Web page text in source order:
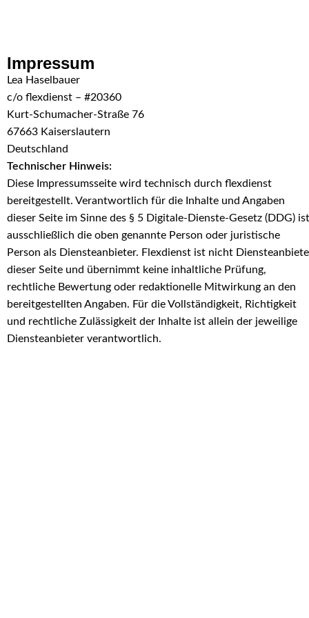
Impressum
Lea Haselbauer
c/o flexdienst – #20360
Kurt-Schumacher-Straße 76
67663 Kaiserslautern
Deutschland
Technischer Hinweis:
Diese Impressumsseite wird technisch durch flexdienst
bereitgestellt. Verantwortlich für die Inhalte und Angaben
dieser Seite im Sinne des § 5 Digitale-Dienste-Gesetz (DDG) ist
ausschließlich die oben genannte Person oder juristische
Person als Diensteanbieter. Flexdienst ist nicht
dieser Seite und übernimmt keine inhaltliche Prüfung,
rechtliche Bewertung oder redaktionelle Mitwirkung an den
bereitgestellten Angaben. Für die Vollständigkeit, Richtigkeit
und rechtliche Zulässigkeit der Inhalte ist allein der jeweilige
Diensteanbieter verantwortlich.